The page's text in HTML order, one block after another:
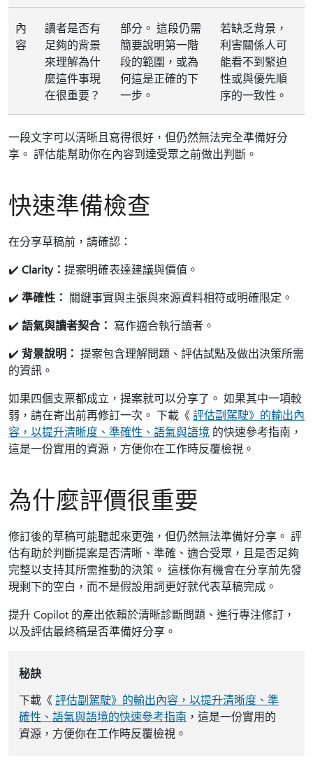
內
容
讀者是否有
足夠的背景
來理解為什
麼這件事現
在很重要？
部分。 這段仍需
簡要說明第一階
段的範圍，或為
何這是正確的下
一步。
若缺乏背景，
利害關係人可
能看不到緊迫
性或與優先順
序的一致性。
一段文字可以清晰且寫得很好，但仍然無法完全準備好分
享。 評估能幫助你在內容到達受眾之前做出判斷。
快速準備檢查
在分享草稿前，請確認：
✔️ Clarity： 提案明確表達建議與價值。
✔️ 準確性： 關鍵事實與主張與來源資料相符或明確限定。
✔️ 語氣與讀者契合： 寫作適合執行讀者。
✔️ 背景說明： 提案包含理解問題、評估試點及做出決策所需
的資訊。
如果四個支票都成立，提案就可以分享了。 如果其中一項較
弱，請在寄出前再修訂一次。 下載《評估副駕駛》的輸出內
容，以提升清晰度、準確性、語氣與語境 的快速參考指南，
這是一份實用的資源，方便你在工作時反覆檢視。
為什麼評價很重要
修訂後的草稿可能聽起來更強，但仍然無法準備好分享。 評
估有助於判斷提案是否清晰、準確、適合受眾，且是否足夠
完整以支持其所需推動的決策。 這樣你有機會在分享前先發
現剩下的空白，而不是假設用詞更好就代表草稿完成。
提升 Copilot 的產出依賴於清晰診斷問題、進行專注修訂，
以及評估最終稿是否準備好分享。
秘訣
下載《評估副駕駛》的輸出內容，以提升清晰度、準
確性、語氣與語境的快速參考指南 ，這是一份實用的
資源，方便你在工作時反覆檢視。